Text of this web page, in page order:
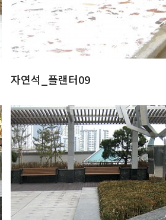
자연석_플랜터09